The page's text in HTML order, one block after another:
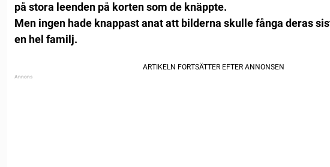
på stora leenden på korten som de knäppte.
Men ingen hade knappast anat att bilderna skulle fånga deras
en hel familj.